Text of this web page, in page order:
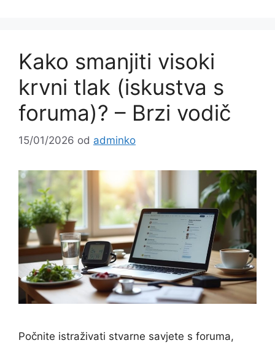
Kako smanjiti visoki
krvni tlak (iskustva s
foruma)? – Brzi vodič
15/01/2026 od adminko
Počnite istraživati stvarne savjete s foruma,